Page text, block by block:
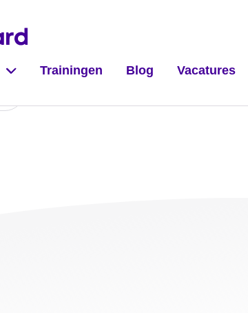
Trainingen Blog Vacatures